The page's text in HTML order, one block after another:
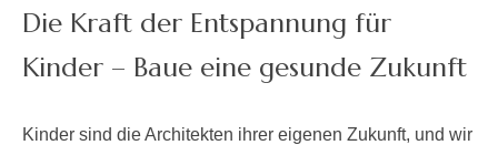
Die Kraft der Entspannung für
Kinder – Baue eine gesunde Zukunft
Kinder sind die Architekten ihrer eigenen Zukunft, und wir